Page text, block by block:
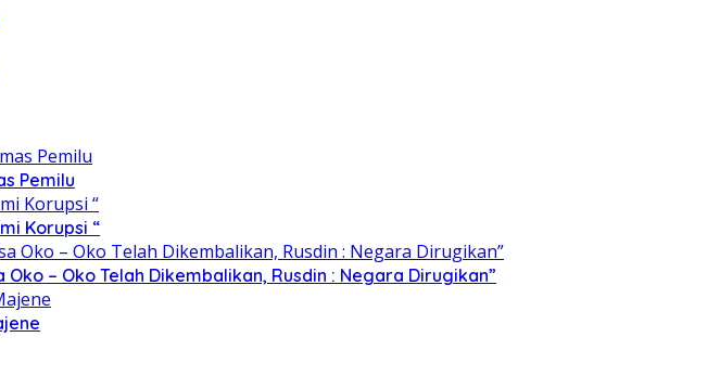
Pemilu
Korupsi “
– Oko Telah Dikembalikan, Rusdin : Negara Dirugikan”